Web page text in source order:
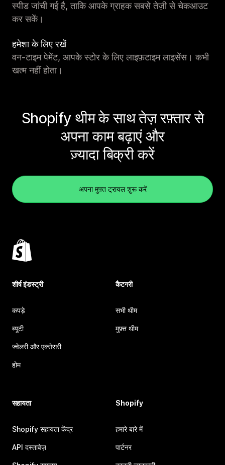
स्पीड जांची गई है, ताकि आपके ग्राहक सबसे तेज़ी से चेकआउट
कर सकें।
हमेशा के लिए रखें
वन-टाइम पेमेंट, आपके स्टोर के लिए लाइफ़टाइम लाइसेंस। कभी
खत्म नहीं होता।
Shopify थीम के साथ तेज़ रफ़्तार से
अपना काम बढ़ाएं और
ज़्यादा बिक्री करें
अपना मुफ़्त ट्रायल शुरू करें
शीर्ष इंडस्ट्री
कपड़े
ब्यूटी
ज्वेलरी और एक्सेसरी
होम
कैटगरी
सभी थीम
मुफ़्त थीम
सहायता
Shopify सहायता केंद्र
API दस्तावेज़
Shopify
हमारे बारे में
पार्टनर